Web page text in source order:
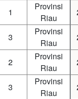
1
Provinsi
Riau
3
Provinsi
Riau
2
Provinsi
Riau
3
Provinsi
Riau